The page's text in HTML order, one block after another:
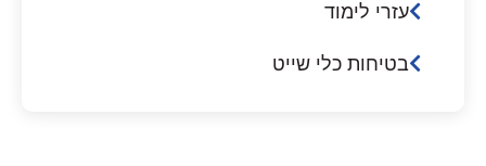
עזרי לימוד
בטיחות כלי שייט